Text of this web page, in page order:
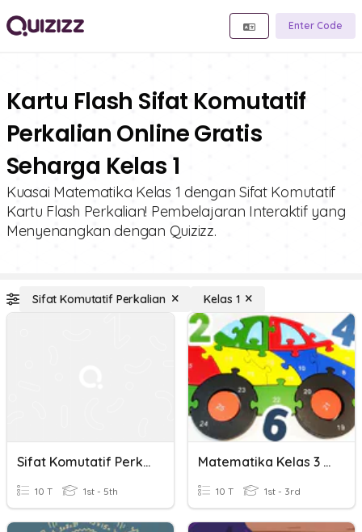
Enter Code
Kartu Flash Sifat Komutatif
Perkalian Online Gratis
Seharga Kelas 1
Kuasai Matematika Kelas 1 dengan Sifat Komutatif
Kartu Flash Perkalian! Pembelajaran Interaktif yang
Menyenangkan dengan Quizizz.
Sifat Komutatif Perkalian Kelas 1
Sifat Komutatif Perkalian
10 T 1st - 5th
Matematika Kelas 3 Sifat Komutatif
10 T 1st - 3rd